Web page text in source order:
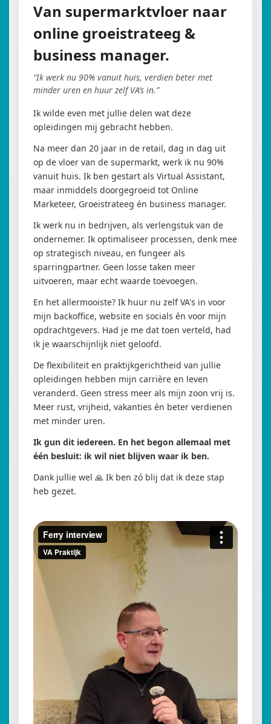
Van supermarktvloer naar
online groeistrateeg &
business manager.
“Ik werk nu 90% vanuit huis, verdien beter met
minder uren en huur zelf VA’s in.”
Ik wilde even met jullie delen wat deze
opleidingen mij gebracht hebben.
Na meer dan 20 jaar in de retail, dag in dag uit
op de vloer van de supermarkt, werk ik nu 90%
vanuit huis. Ik ben gestart als Virtual Assistant,
maar inmiddels doorgegroeid tot Online
Marketeer, Groeistrateeg én business manager.
Ik werk nu in bedrijven, als verlengstuk van de
ondernemer. Ik optimaliseer processen, denk mee
op strategisch niveau, en fungeer als
sparringpartner. Geen losse taken meer
uitvoeren, maar echt waarde toevoegen.
En het allermooiste? Ik huur nu zelf VA's in voor
mijn backoffice, website en socials én voor mijn
opdrachtgevers. Had je me dat toen verteld, had
ik je waarschijnlijk niet geloofd.
De flexibiliteit en praktijkgerichtheid van jullie
opleidingen hebben mijn carrière en leven
veranderd. Geen stress meer als mijn zoon vrij is.
Meer rust, vrijheid, vakanties én beter verdienen
met minder uren.
Ik gun dit iedereen. En het begon allemaal met
één besluit: ik wil niet blijven waar ik ben.
Dank jullie wel 🙏 Ik ben zó blij dat ik deze stap
heb gezet.